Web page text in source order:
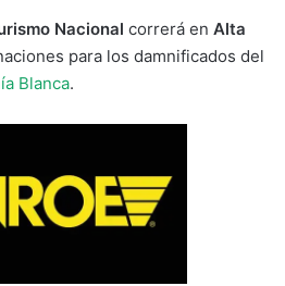
Nacional correrá en Alta
para los damnificados del
Blanca.